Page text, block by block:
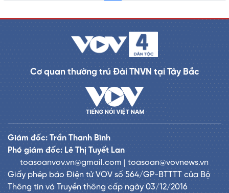
Cơ quan thường trú Đài TNVN tại Tây Bắc
Giám đốc: Trần Thanh Bình
Phó giám đốc: Lê Thị Tuyết Lan
toasoanvov.vn@gmail.com | toasoan@vovnews.vn
Giấy phép báo Điện tử VOV số 564/GP-BTTTT của Bộ
Thông tin và Truyền thông cấp ngày 03/12/2016